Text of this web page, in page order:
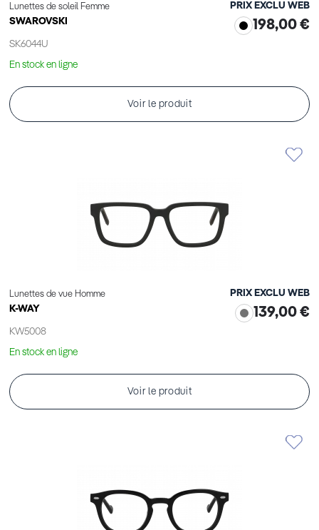
Lunettes de soleil Femme
SWAROVSKI
SK6044U
PRIX EXCLU WEB
198,00 €
En stock en ligne
Voir le produit
Lunettes de vue Homme
K-WAY
KW5008
PRIX EXCLU WEB
139,00 €
En stock en ligne
Voir le produit